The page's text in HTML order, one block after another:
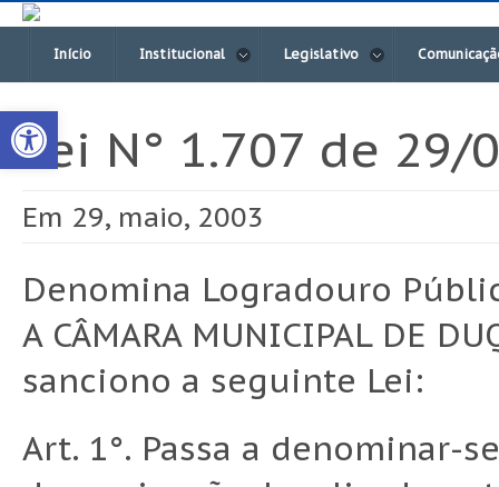
Open toolbar
Início Institucional Legislativo
Lei N° 1.707 de 29/
Em 29, maio, 2003
Denomina Logradouro
A CÂMARA MUNICIPAL DE
sanciono a seguinte Lei:
Art. 1°. Passa a denominar-